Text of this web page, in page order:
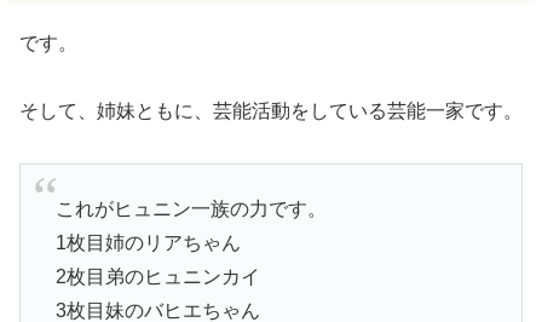
です。
そして、姉妹ともに、芸能活動をしている芸能一家です。
これがヒュニン一族の力です。
1枚目姉のリアちゃん
2枚目弟のヒュニンカイ
3枚目妹のバヒエちゃん